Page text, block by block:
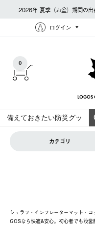
2026年 夏季（お盆）期間の出
ログイン
0
LOGOS
カテゴリ
シュラフ・インフレーターマット・
GOSなら快適&安心。初心者でも設